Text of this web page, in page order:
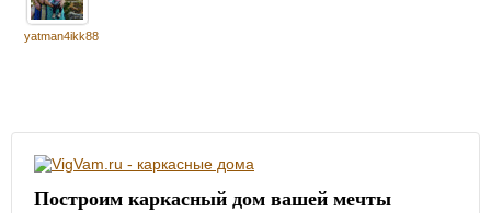
yatman4ikk88
Построим каркасный дом вашей мечты